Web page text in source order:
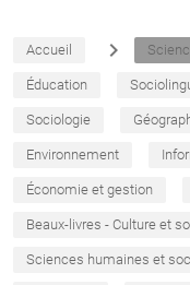
Accueil navigate_next
Éducation
Sociologie
Environnement
Économie et gestion
Beaux-livres - Culture et
Sciences humaines et